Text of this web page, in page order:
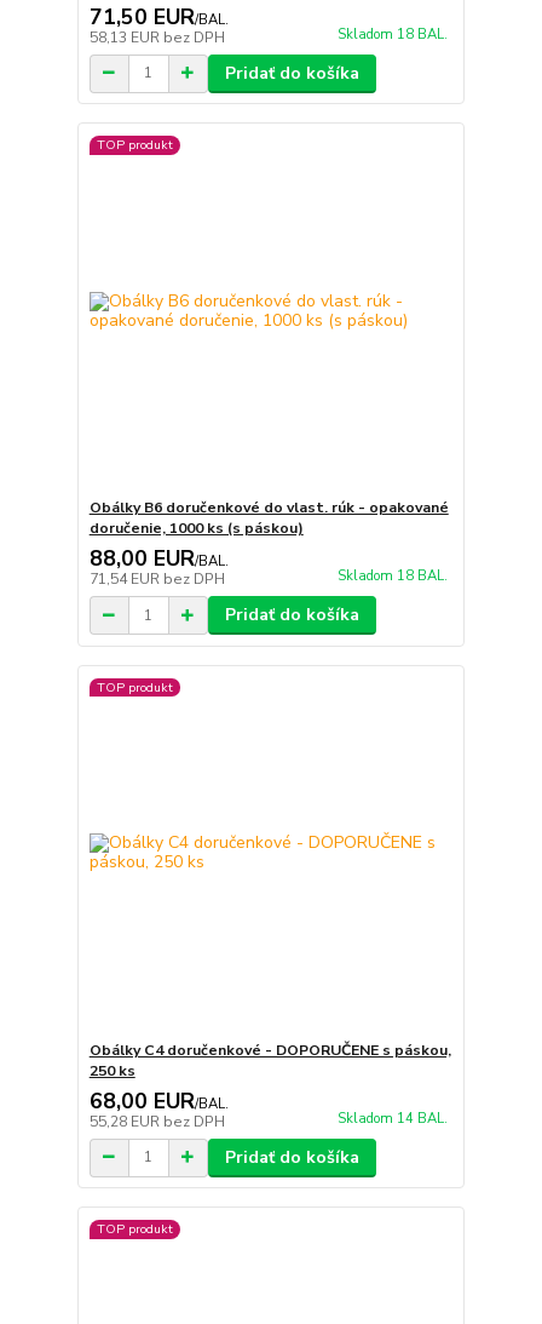
71,50 EUR/BAL.
58,13 EUR bez DPH Skladom 18 BAL.
Pridať do košíka
TOP produkt
Obálky B6 doručenkové do vlast. rúk - opakované
doručenie, 1000 ks (s páskou)
88,00 EUR/BAL.
71,54 EUR bez DPH Skladom 18 BAL.
Pridať do košíka
TOP produkt
Obálky C4 doručenkové - DOPORUČENE s páskou,
250 ks
68,00 EUR/BAL.
55,28 EUR bez DPH Skladom 14 BAL.
Pridať do košíka
TOP produkt